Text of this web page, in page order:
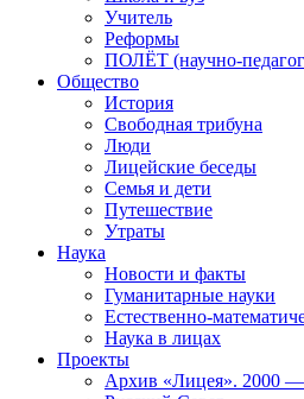
Учитель
Реформы
ПОЛЁТ (научно-
Общество
История
Свободная трибуна
Люди
Лицейские беседы
Семья и дети
Путешествие
Утраты
Наука
Новости и факты
Гуманитарные науки
Естественно-
Наука в лицах
Проекты
Архив «Лицея». 2000